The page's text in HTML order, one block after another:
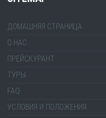
ДОМАШНЯЯ СТРАНИЦА
О НАС
ПРЕЙСКУРАНТ
ТУРЫ
FAQ
УСЛОВИЯ И ПОЛОЖЕНИЯ